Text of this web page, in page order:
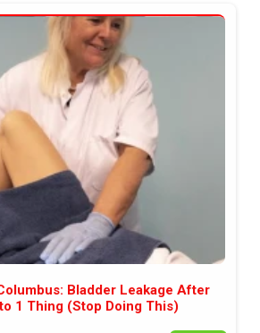
Bladder Leakage After
1 Thing (Stop Doing This)